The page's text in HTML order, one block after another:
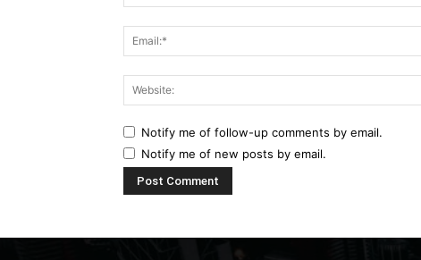
Notify me of follow-up comments by email.
Notify me of new posts by email.